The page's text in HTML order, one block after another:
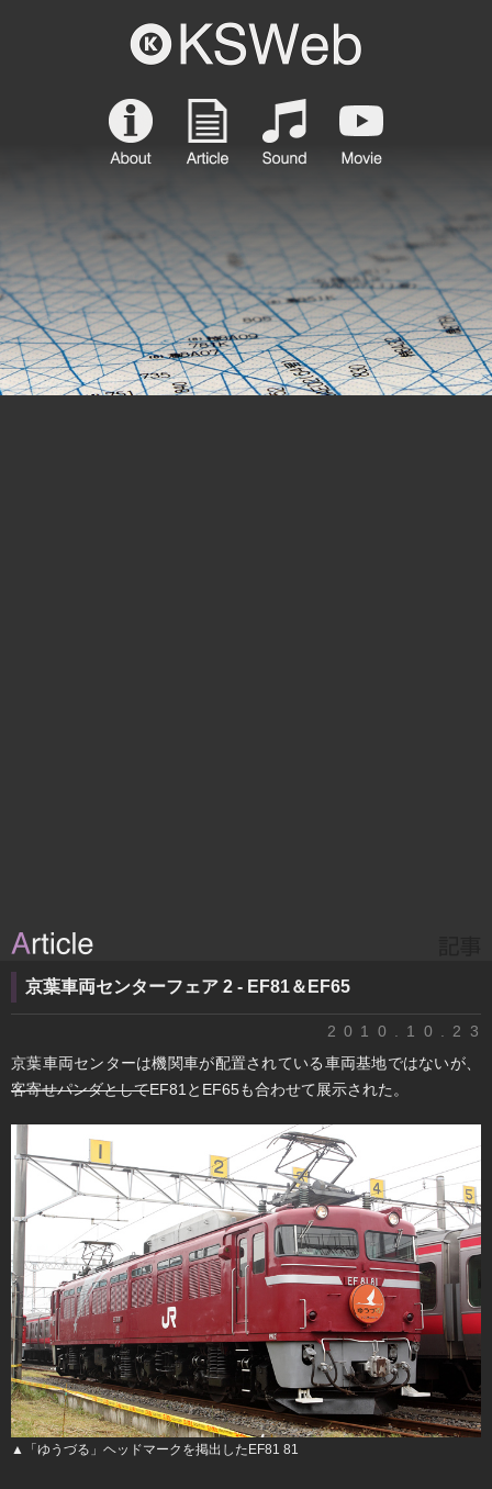
京葉車両センターフェア 2 - EF81＆EF65
2010.10.23
京葉車両センターは機関車が配置されている車両基地ではないが、
客寄せパンダとしてEF81とEF65も合わせて展示された。
▲「ゆうづる」ヘッドマークを掲出したEF81 81